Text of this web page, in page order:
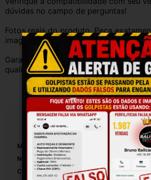
dúvidas no campo de perguntas!
Fotos reais do produto. Peça
imagens.
Garantia válida somente com
qualificado.
Especificações
Marca:
Número De Peça:
Cor: